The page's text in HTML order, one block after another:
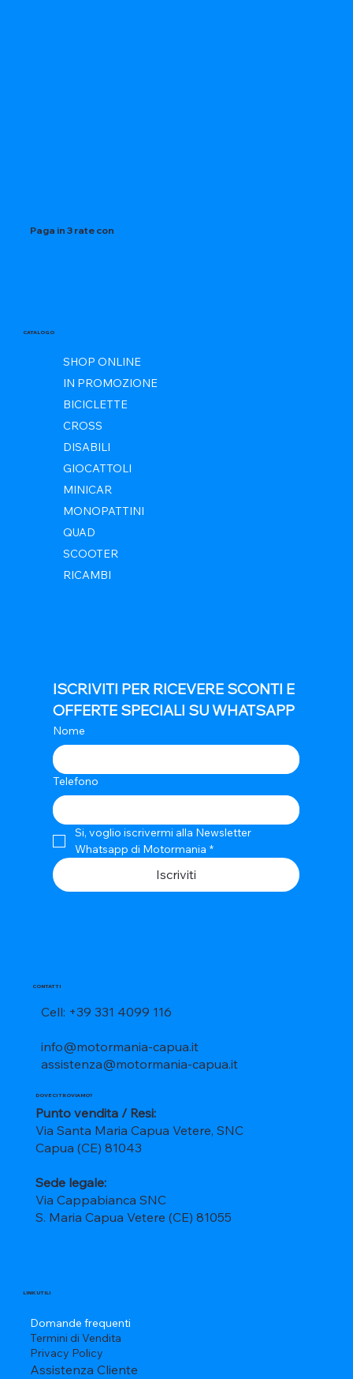
Paga in 3 rate con
CATALOGO
SHOP ONLINE
IN PROMOZIONE
BICICLETTE
CROSS
DISABILI
GIOCATTOLI
MINICAR
MONOPATTINI
QUAD
SCOOTER
RICAMBI
CONTATTI
Cell: +39 331 4099 116
info@motormania-capua.it
assistenza@motormania-capua.it
DOVE CI TROVIAMO?
Punto vendita / Resi:
Via Santa Maria Capua Vetere, SNC
Capua (CE) 81043
Sede legale:
Via Cappabianca SNC
S. Maria Capua Vetere (CE) 81055
LINK UTILI
Domande frequenti
Termini di Vendita
Privacy Policy
Assistenza Cliente
ISCRIVITI PER RICEVERE SCONTI E
OFFERTE SPECIALI SU WHATSAPP
Nome
Telefono
Si, voglio iscrivermi alla Newsletter
Whatsapp di Motormania *
Iscriviti